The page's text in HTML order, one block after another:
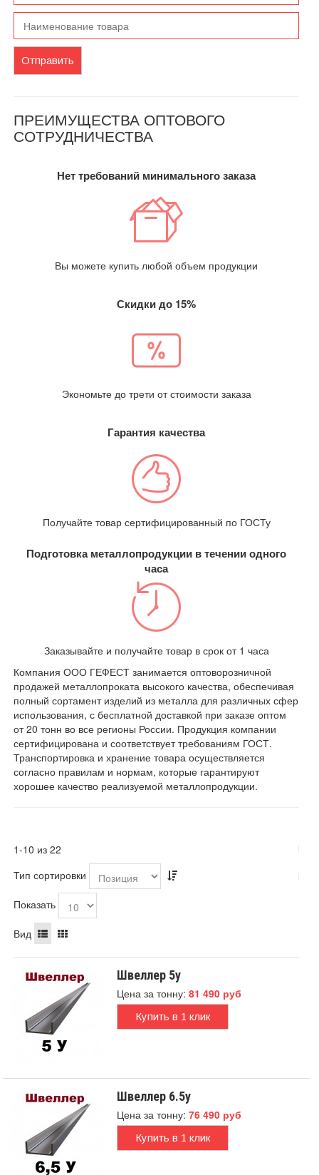
Отправить
ПРЕИМУЩЕСТВА ОПТОВОГО
СОТРУДНИЧЕСТВА
Нет требований минимального заказа
Вы можете купить любой объем продукции
Скидки до 15%
Экономьте до трети от стоимости заказа
Гарантия качества
Получайте товар сертифицированный по ГОСТу
Подготовка металлопродукции в течении одного
часа
Заказывайте и получайте товар в срок от 1 часа
Компания ООО ГЕФЕСТ занимается оптоворозничной
продажей металлопроката высокого качества, обеспечивая
полный сортамент изделий из металла для различных сфер
использования, с бесплатной доставкой при заказе оптом
от 20 тонн во все регионы России. Продукция компании
сертифицирована и соответствует требованиям ГОСТ.
Транспортировка и хранение товара осуществляется
согласно правилам и нормам, которые гарантируют
хорошее качество реализуемой металлопродукции.
1-10 из 22
Тип сортировки
Показать
Вид
Швеллер 5у
Цена за тонну:81 490 руб
Купить в 1 клик
Швеллер 6.5у
Цена за тонну:76 490 руб
Купить в 1 клик